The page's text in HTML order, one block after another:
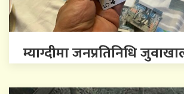
म्याग्दीमा जनप्रतिनिधि